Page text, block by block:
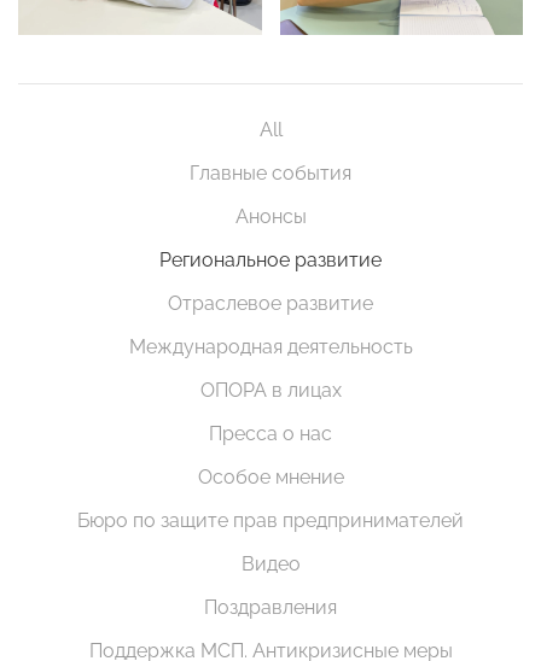
All
Главные события
Анонсы
Региональное развитие
Отраслевое развитие
Международная деятельность
ОПОРА в лицах
Пресса о нас
Особое мнение
Бюро по защите прав предпринимателей
Видео
Поздравления
Поддержка МСП. Антикризисные меры